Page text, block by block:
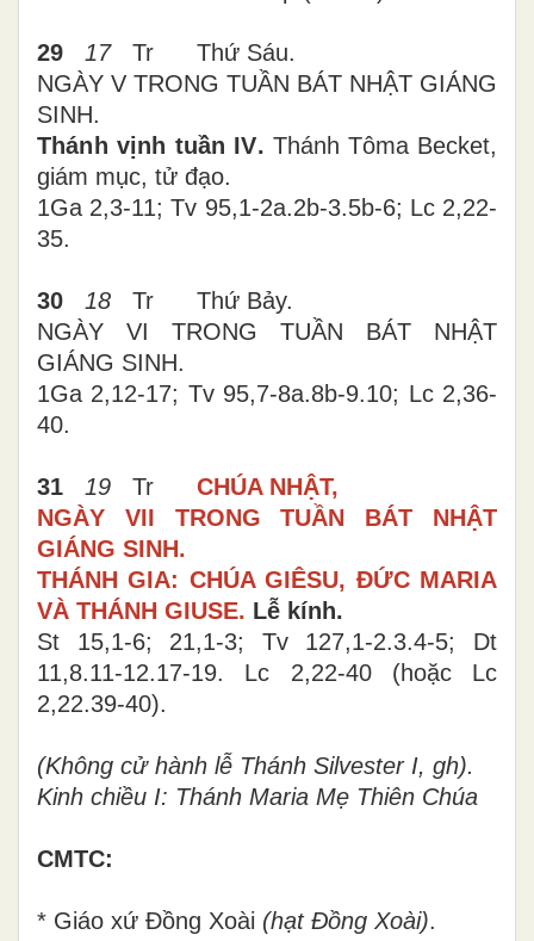
29 17Tr Thứ Sáu.
NGÀY V TRONG TUẦN BÁT NHẬT GIÁNG
SINH.
Thánh vịnh tuần IV. Thánh Tôma Becket,
giám mục, tử đạo.
1Ga 2,3-11; Tv 95,1-2a.2b-3.5b-6; Lc 2,22-
35.
30 18 Tr Thứ Bảy.
NGÀY VI TRONG TUẦN BÁT NHẬT
GIÁNG SINH.
1Ga 2,12-17; Tv 95,7-8a.8b-9.10; Lc 2,36-
40.
31 19 Tr CHÚA NHẬT,
NGÀY VII TRONG TUẦN BÁT NHẬT
GIÁNG SINH.
THÁNH GIA: CHÚA GIÊSU, ĐỨC MARIA
VÀ THÁNH GIUSE. Lễ kính.
St 15,1-6; 21,1-3; Tv 127,1-2.3.4-5; Dt
11,8.11-12.17-19.
Lc 2,22-40(hoặc Lc
2,22.39-40).
(Không cử hành lễ Thánh Silvester I, gh).
Kinh chiều I: Thánh Maria Mẹ Thiên Chúa
CMTC:
* Giáo xứ Đồng Xoài (hạt Đồng Xoài).